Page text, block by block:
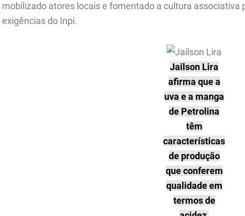
mobilizado atores locais e fomentado a cultura associativa
exigências do Inpi.
Jailson Lira
afirma que a
uva e a manga
de Petrolina
têm
características
de produção
que conferem
qualidade em
termos de